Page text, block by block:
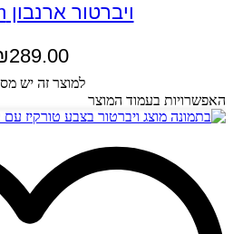
ויברטור ארנבון Triple Oh
289.00
למוצר זה יש
האפשרויות בעמוד המוצר